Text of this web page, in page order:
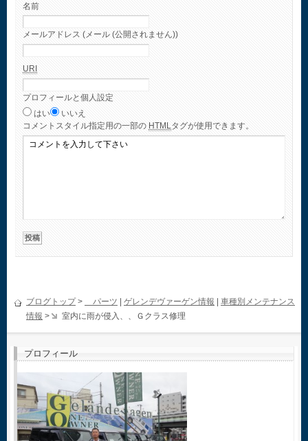
名前
メールアドレス (メール (公開されません))
URI
プロフィールと個人設定
はい
いいえ
コメント スタイル指定用の一部の HTMLタグが使用できます。
ブログトップ> パーツ ゲレンデヴァーゲン情報
車種別メンテナンス
情報 > 室内に雨が侵入、、Ｇクラス修理
プロフィール